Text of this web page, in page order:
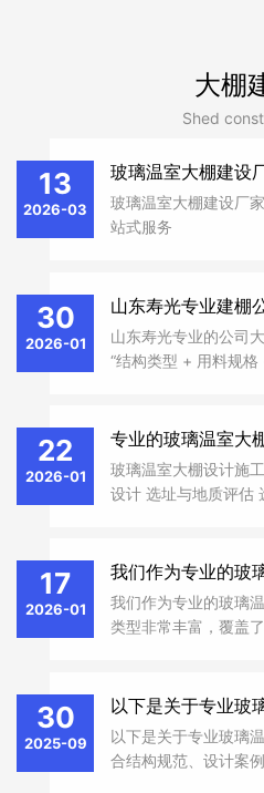
大棚
Shed
13
2026-03
玻璃温室大棚建设厂
站式服务
30
2026-01
山东寿光专业的公司
“结构类型 + 用料规
难度、地区人工等影
再按 “基础主材 + 辅
用” 逐项累加，最后
以下是通用、可落地
22
2026-01
专业的玻璃温室大
玻璃温室大棚设计施
设计 ‌选址与地质评估‌
进行初步地质评估，
17
2026-01
我们作为专业的玻
我们作为专业的玻璃
类型非常丰富，覆盖
面设计。 ‌特点‌：结构
30
2025-09
以下是关于专业玻璃
合结构规范、设计案